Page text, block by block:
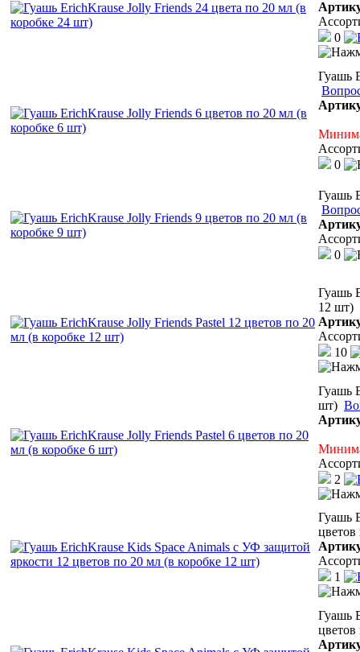
0
Гуашь
0
Гуашь
0
Гуашь
12 шт)
10
Гуашь
шт)
2
Гуашь
1
Гуашь